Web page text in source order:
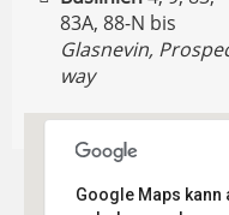
83A, 88-N bis
Glasnevin,
way
Google Maps